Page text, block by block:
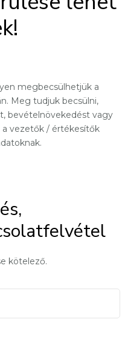
megbecsülhetjük a
Meg tudjuk becsülni,
bevételnövekedést vagy
vezetők / értékesítők
kötelező.